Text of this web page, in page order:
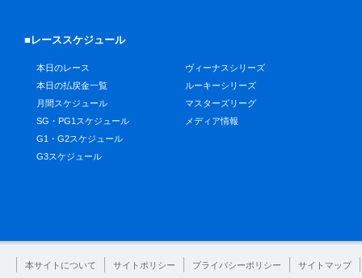
■レーススケジュール
本日のレース
本日の払戻金一覧
月間スケジュール
SG・PG1スケジュール
G1・G2スケジュール
G3スケジュール
ヴィーナスシリーズ
ルーキーシリーズ
マスターズリーグ
メディア情報
本サイトについて サイトポリシー プライバシーポリシー サイトマップ